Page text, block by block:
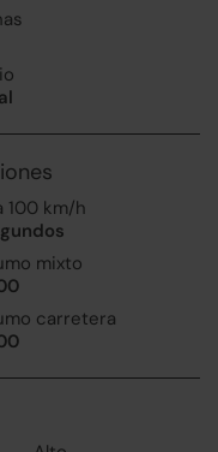
100 km/h
mixto
carretera